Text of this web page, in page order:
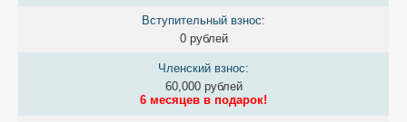
Вступительный взнос:
0 рублей
Членский взнос:
60,000 рублей
6 месяцев в подарок!